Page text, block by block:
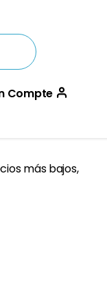
Compte
más bajos,